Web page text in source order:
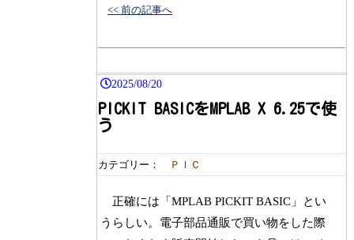
<< 前の記事へ
2025/08/20
PICKIT BASICをMPLAB X 6.25で使
う
カテゴリー： ＰＩＣ
正確には「MPLAB PICKIT BASIC」とい
うらしい。電子部品通販で買い物をした際